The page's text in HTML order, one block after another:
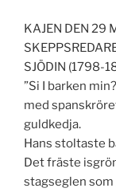
KAJEN DEN 29
SJÖDIN (1798-
”Si I barken
med
guldkedja.
Hans stoltaste
Det fräste
stagseglen som